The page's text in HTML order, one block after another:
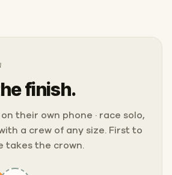
finish.
their own phone · race solo,
a crew of any size. First to
takes the crown.